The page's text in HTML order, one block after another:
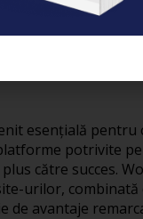
esențială pentru
potrivite
către succes.
urilor, combinată
de avantaje